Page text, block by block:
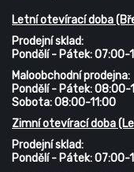
Letní otevírací doba
Prodejní sklad:
Pondělí - Pátek: 07:00-
Maloobchodní prodejna:
Pondělí - Pátek: 08:00-
Sobota: 08:00-11:00
Zimní otevírací doba
Prodejní sklad:
Pondělí - Pátek: 07:00-